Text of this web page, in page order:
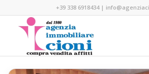
+39 338 6918434|